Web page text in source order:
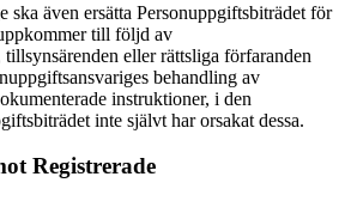
ska även ersätta Personuppgiftsbiträdet för
till följd av
eller rättsliga förfaranden
behandling av
instruktioner, i den
inte självt har orsakat dessa.
Registrerade